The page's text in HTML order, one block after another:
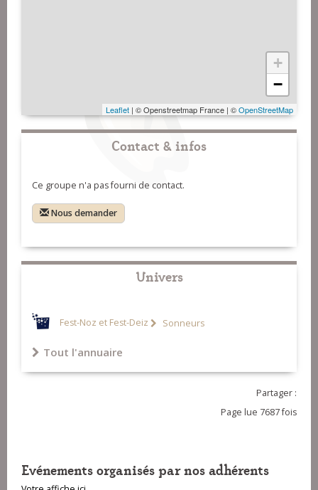
+
−
Leaflet | © Openstreetmap France | ©OpenStreetMap
Contact & infos
Ce groupe n'a pas fourni de contact.
Nous demander
Univers
Fest-Noz et Fest-Deiz Sonneurs
Tout l'annuaire
Partager :
Page lue 7687 fois
Evénements organisés par nos adhérents